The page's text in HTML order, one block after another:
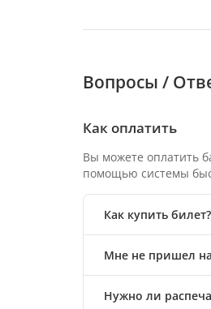
Вопросы /
Как оплатить
Вы можете оплатить
помощью системы
Как купить билет?
Мне не пришел на
Нужно ли